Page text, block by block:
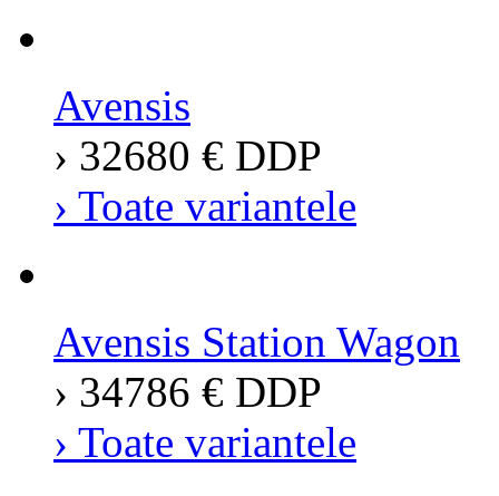
Avensis
› 32680 € DDP
› Toate variantele
Avensis Station Wagon
› 34786 € DDP
› Toate variantele